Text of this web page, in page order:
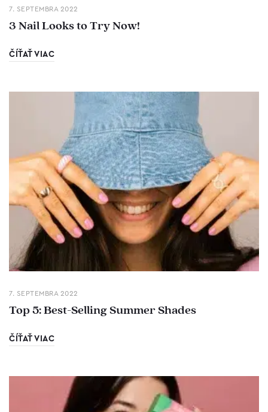
7. SEPTEMBRA 2022
3 Nail Looks to Try Now!
ČÍŤAŤ VIAC
7. SEPTEMBRA 2022
Top 5: Best-Selling Summer Shades
ČÍŤAŤ VIAC